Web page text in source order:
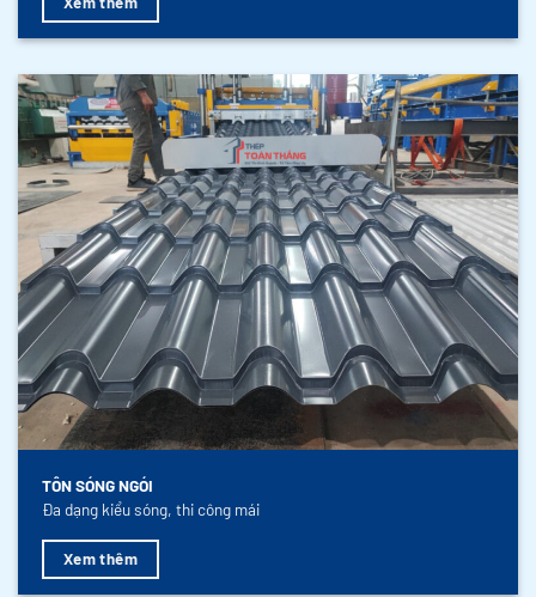
TÔN SÓNG NGÓI
Đa dạng kiểu sóng, thi công mái
Xem thêm